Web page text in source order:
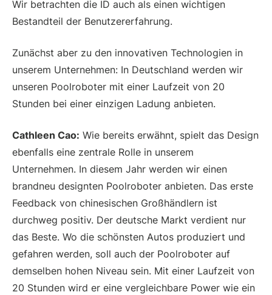
Wir betrachten die ID auch als einen wichtigen
Bestandteil der Benutzererfahrung.
Zunächst aber zu den innovativen Technologien in
unserem Unternehmen: In Deutschland werden wir
unseren Poolroboter mit einer Laufzeit von 20
Stunden bei einer einzigen Ladung anbieten.
Cathleen Cao: Wie bereits erwähnt, spielt das Design
ebenfalls eine zentrale Rolle in unserem
Unternehmen. In diesem Jahr werden wir einen
brandneu designten Poolroboter anbieten. Das erste
Feedback von chinesischen Großhändlern ist
durchweg positiv. Der deutsche Markt verdient nur
das Beste. Wo die schönsten Autos produziert und
gefahren werden, soll auch der Poolroboter auf
demselben hohen Niveau sein. Mit einer Laufzeit von
20 Stunden wird er eine vergleichbare Power wie ein